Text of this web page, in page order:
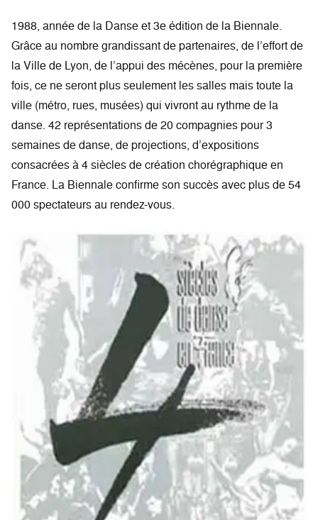
1988, année de la Danse et 3e édition de la Biennale.
Grâce au nombre grandissant de partenaires, de l’effort de
la Ville de Lyon, de l’appui des mécènes, pour la première
fois, ce ne seront plus seulement les salles mais toute la
ville (métro, rues, musées) qui vivront au rythme de la
danse. 42 représentations de 20 compagnies pour 3
semaines de danse, de projections, d’expositions
consacrées à 4 siècles de création chorégraphique en
France. La Biennale confirme son succès avec plus de 54
000 spectateurs au rendez-vous.